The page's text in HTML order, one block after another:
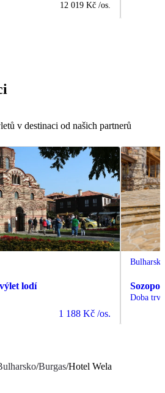
12 019 Kč /os.
v destinaci od našich partnerů
lodí
1 188 Kč /os.
Bulharsko
Doba
/Burgas/Hotel Wela